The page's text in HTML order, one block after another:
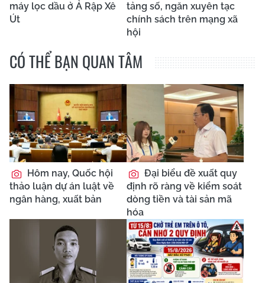
máy lọc dầu ở Ả Rập Xê
Út
tảng số, ngăn xuyên tạc
chính sách trên mạng xã
hội
CÓ THỂ BẠN QUAN TÂM
Hôm nay, Quốc hội
thảo luận dự án luật về
ngân hàng, xuất bản
Đại biểu đề xuất quy
định rõ ràng về kiểm soát
dòng tiền và tài sản mã
hóa